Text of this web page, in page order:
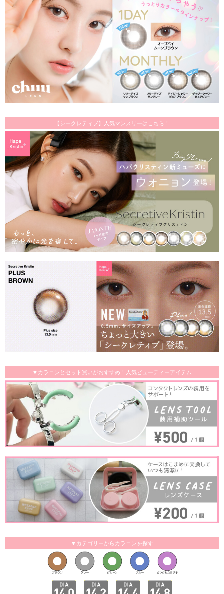
【シークレティブ】人気マンスリーはこちら！
▼カラコンとセット買いがおすすめ！人気ビューティーアイテム
▼カテゴリーからカラコンを探す